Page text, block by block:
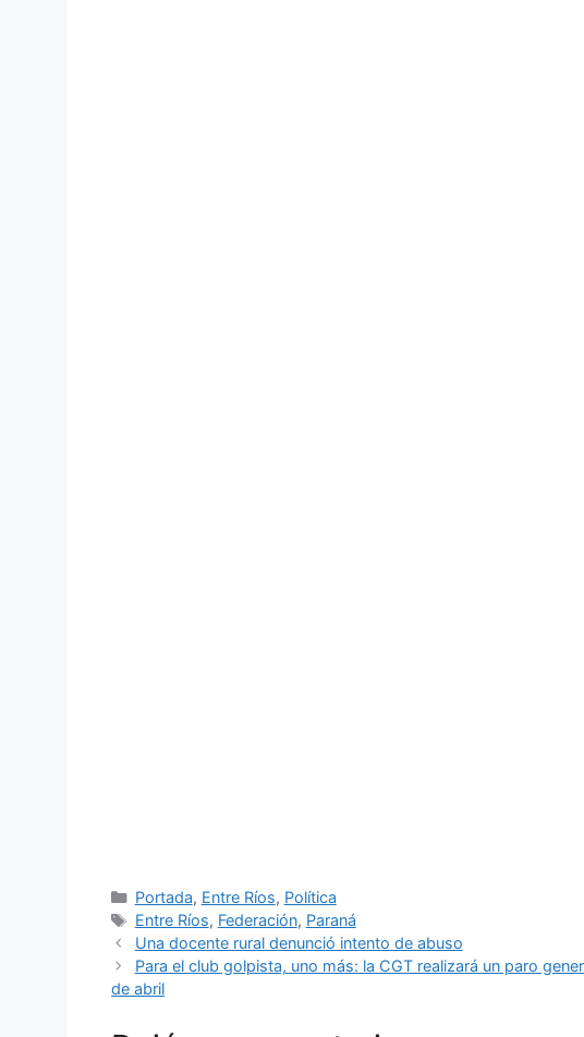
Categorías
Portada, Entre Ríos, Política
Etiquetas
Entre Ríos, Federación, Paraná
Una docente rural denunció intento de abuso
Para el club golpista, uno más: la CGT realizará un paro
de abril